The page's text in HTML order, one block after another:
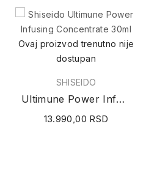
Ovaj proizvod trenutno nije
dostupan
SHISEIDO
Ultimune Power Infusing Concentrate 30ml
13.990,00 RSD